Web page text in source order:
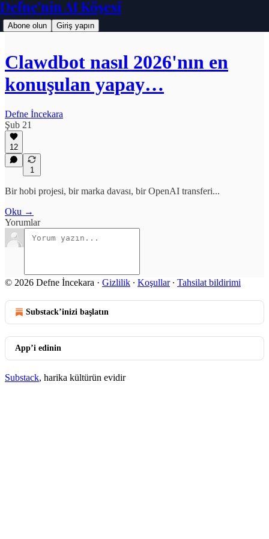
Defne'nin AI Köşesi
Abone olun Giriş yapın
Clawdbot nasıl 2026'nın en
konuşulan yapay…
Defne İncekara
Şub 21
12
1
Bir hobi projesi, bir marka davası, bir OpenAI transferi...
Oku →
Yorumlar
© 2026 Defne İncekara · Gizlilik ∙ Koşullar∙ Tahsilat bildirimi
Substack’inizi başlatın
App’i edinin
Substack, harika kültürün evidir